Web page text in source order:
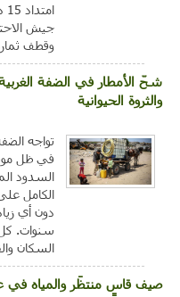
جيش
وقطف
شحّ الأمطار في الضفة
والثروة الحيوانية
تواجه
في ظل
السدود
الكامل
دون أي
سنوات. كل
السكان
صيف قاسٍ منتظَر والمياه في